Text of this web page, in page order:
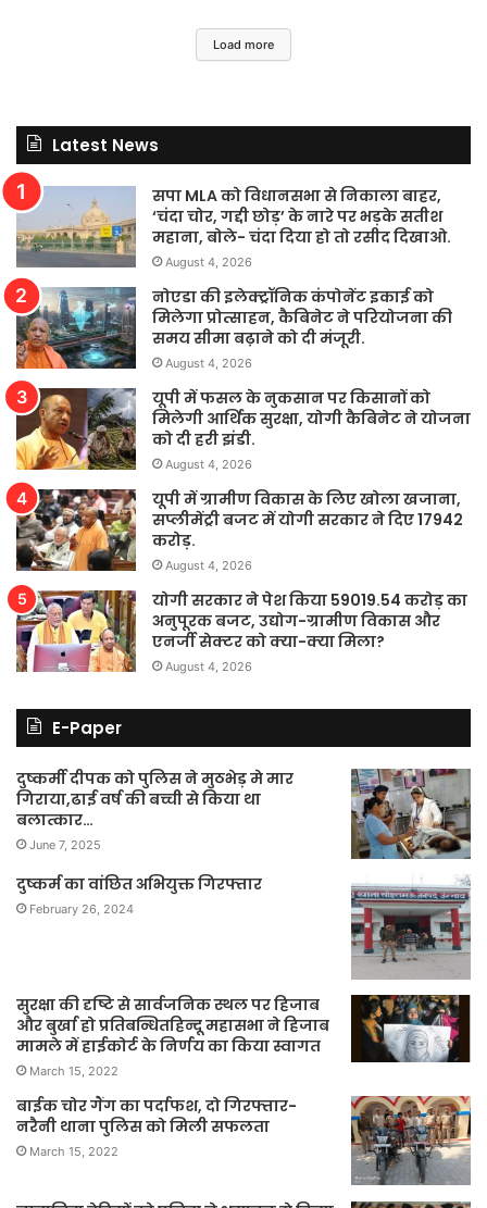
Load more
Latest News
सपा MLA को विधानसभा से निकाला बाहर,
‘चंदा चोर, गद्दी छोड़’ के नारे पर भड़के सतीश
महाना, बोले- चंदा दिया हो तो रसीद दिखाओ.
August 4, 2026
नोएडा की इलेक्ट्रॉनिक कंपोनेंट इकाई को
मिलेगा प्रोत्साहन, कैबिनेट ने परियोजना की
समय सीमा बढ़ाने को दी मंजूरी.
August 4, 2026
यूपी में फसल के नुकसान पर किसानों को
मिलेगी आर्थिक सुरक्षा, योगी कैबिनेट ने योजना
को दी हरी झंडी.
August 4, 2026
यूपी में ग्रामीण विकास के लिए खोला खजाना,
सप्लीमेंट्री बजट में योगी सरकार ने दिए 17942
करोड़.
August 4, 2026
योगी सरकार ने पेश किया 59019.54 करोड़ का
अनुपूरक बजट, उद्योग-ग्रामीण विकास और
एनर्जी सेक्टर को क्या-क्या मिला?
August 4, 2026
E-Paper
दुष्कर्मी दीपक को पुलिस ने मुठभेड़ मे मार
गिराया,ढाई वर्ष की बच्ची से किया था
बलात्कार…
June 7, 2025
दुष्कर्म का वांछित अभियुक्त गिरफ्तार
February 26, 2024
सुरक्षा की दृष्टि से सार्वजनिक स्थल पर हिजाब
और बुर्खा हो प्रतिबन्धितहिन्दू महासभा ने हिजाब
मामले में हाईकोर्ट के निर्णय का किया स्वागत
March 15, 2022
बाईक चोर गैंग का पर्दाफश, दो गिरफ्तार-
नरैनी थाना पुलिस को मिली सफलता
March 15, 2022